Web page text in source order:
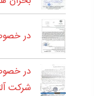
در خصوص
در
شرکت